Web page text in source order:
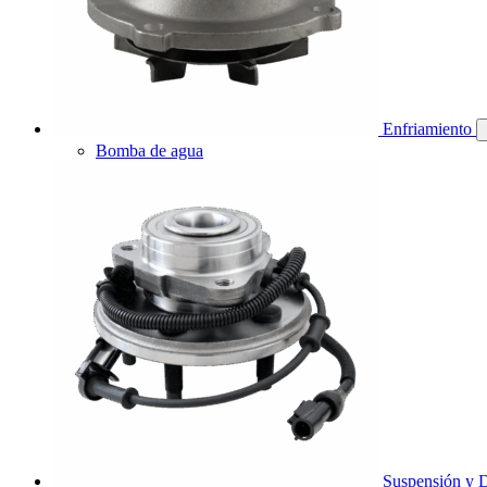
Enfriamiento
Bomba de agua
Suspensión y